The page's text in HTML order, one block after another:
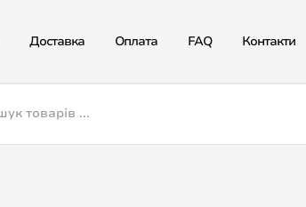
Доставка Оплата FAQ Контакти